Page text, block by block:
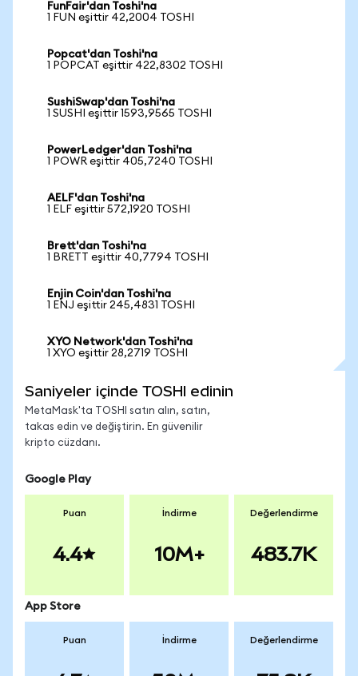
FunFair'dan Toshi'na
1 FUN eşittir 42,2004 TOSHI
Popcat'dan Toshi'na
1 POPCAT eşittir 422,8302 TOSHI
SushiSwap'dan Toshi'na
1 SUSHI eşittir 1593,9565 TOSHI
PowerLedger'dan Toshi'na
1 POWR eşittir 405,7240 TOSHI
AELF'dan Toshi'na
1 ELF eşittir 572,1920 TOSHI
Brett'dan Toshi'na
1 BRETT eşittir 40,7794 TOSHI
Enjin Coin'dan Toshi'na
1 ENJ eşittir 245,4831 TOSHI
XYO Network'dan Toshi'na
1 XYO eşittir 28,2719 TOSHI
Saniyeler içinde TOSHI edinin
MetaMask'ta TOSHI satın alın, satın,
takas edin ve değiştirin. En güvenilir
kripto cüzdanı.
Google Play
Puan
4.4
İndirme
10M+
Değerlendirme
483.7K
App Store
Puan İndirme Değerlendirme